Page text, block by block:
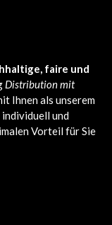
faire und
Distribution mit
Ihnen als unserem
und
Vorteil für Sie